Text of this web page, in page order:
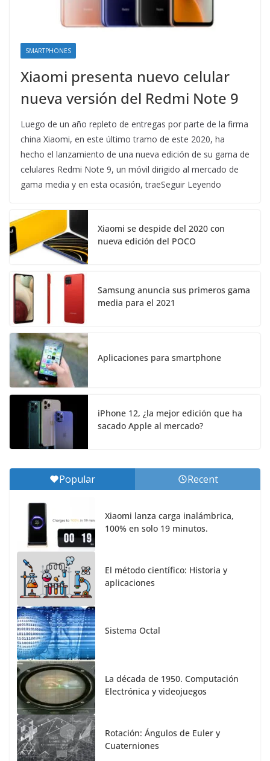
SMARTPHONES
Xiaomi presenta nuevo celular
nueva versión del Redmi Note 9
Luego de un año repleto de entregas por parte de la firma
china Xiaomi, en este último tramo de este 2020, ha
hecho el lanzamiento de una nueva edición de su gama de
celulares Redmi Note 9, un móvil dirigido al mercado de
gama media y en esta ocasión, traeSeguir Leyendo
Xiaomi se despide del 2020 con
nueva edición del POCO
Samsung anuncia sus primeros gama
media para el 2021
Aplicaciones para smartphone
iPhone 12, ¿la mejor edición que ha
sacado Apple al mercado?
Popular Recent
Xiaomi lanza carga inalámbrica,
100% en solo 19 minutos.
El método científico: Historia y
aplicaciones
Sistema Octal
La década de 1950. Computación
Electrónica y videojuegos
Rotación: Ángulos de Euler y
Cuaterniones